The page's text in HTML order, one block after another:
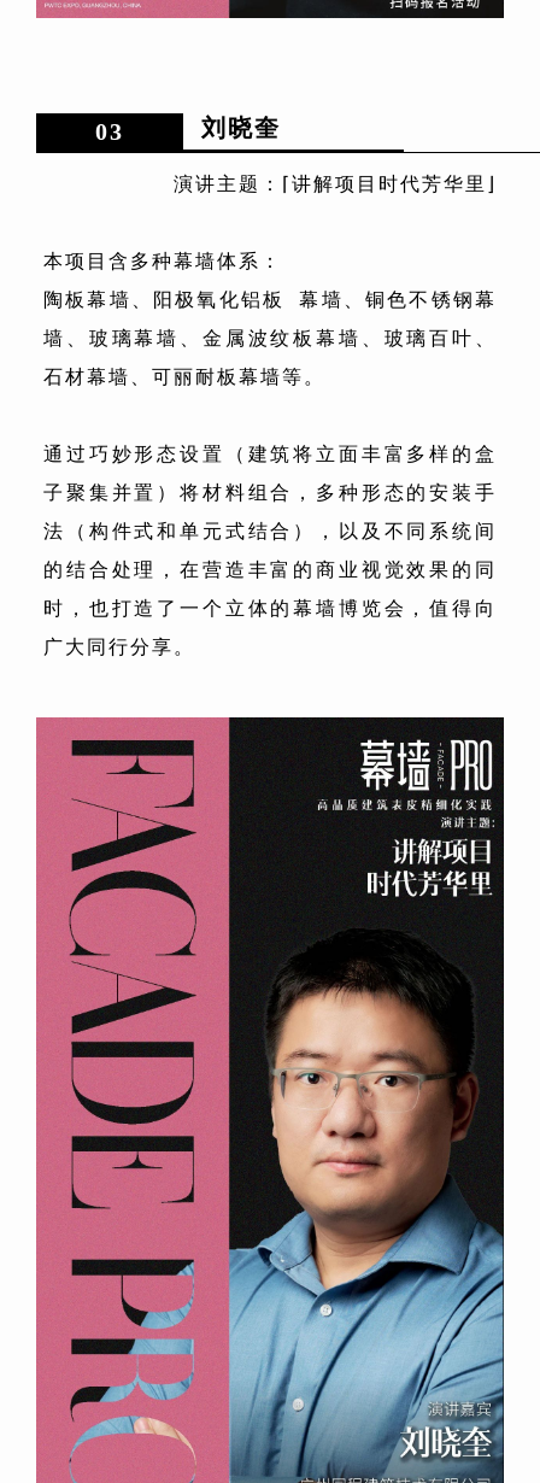
03 刘晓奎
演讲主题：⌈讲解项目时代芳华里⌋
本项目含多种幕墙体系：
陶板幕墙、
阳极氧化铝板
幕墙、铜色不锈钢幕
墙、玻璃幕墙、金属波纹板幕墙、玻璃百叶、
石材幕墙、可丽耐板幕墙等。
通过巧妙形态设置（建筑将立面丰富多样的盒
子聚集并置）将材料组合，多种形态的安装手
法（构件式和单元式结合），以及不同系统间
的结合处理，在营造丰富的商业视觉效果的同
时，也打造了一个立体的幕墙博览会，值得向
广大同行分享。